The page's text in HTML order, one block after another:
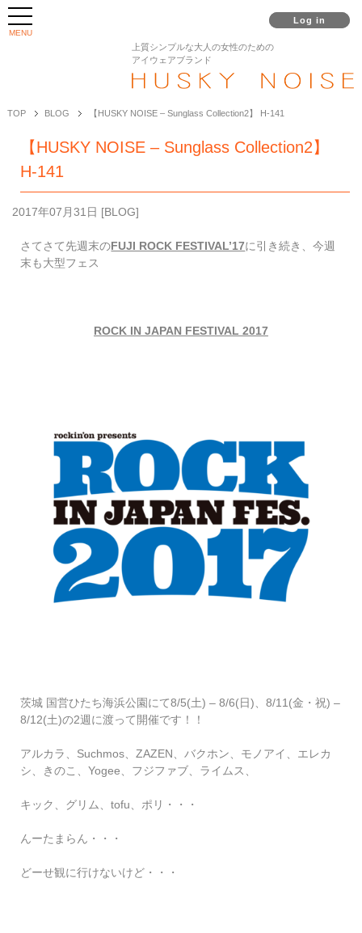
Log in
MENU
上質シンプルな大人の女性のための
アイウェアブランド
TOP BLOG 【HUSKY NOISE – Sunglass Collection2】 H-141
【HUSKY NOISE – Sunglass Collection2】
H-141
2017年07月31日 [BLOG]
さてさて先週末のFUJI ROCK FESTIVAL’17に引き続き、今週
末も大型フェス
ROCK IN JAPAN FESTIVAL 2017
茨城 国営ひたち海浜公園にて8/5(土) – 8/6(日)、8/11(金・祝) –
8/12(土)の2週に渡って開催です！！
アルカラ、Suchmos、ZAZEN、バクホン、モノアイ、エレカ
シ、きのこ、Yogee、フジファブ、ライムス、
キック、グリム、tofu、ポリ・・・
んーたまらん・・・
どーせ観に行けないけど・・・